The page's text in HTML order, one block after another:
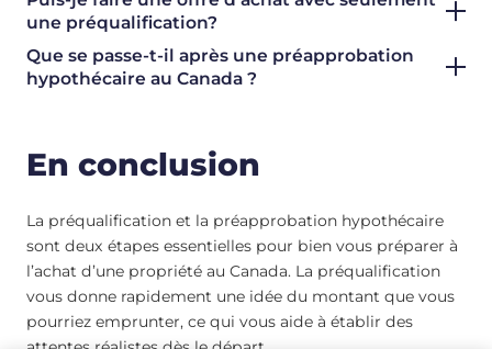
une préqualification?
Que se passe-t-il après une préapprobation
hypothécaire au Canada ?
En conclusion
La préqualification et la préapprobation hypothécaire
sont deux étapes essentielles pour bien vous préparer à
l’achat d’une propriété au Canada. La préqualification
vous donne rapidement une idée du montant que vous
pourriez emprunter, ce qui vous aide à établir des